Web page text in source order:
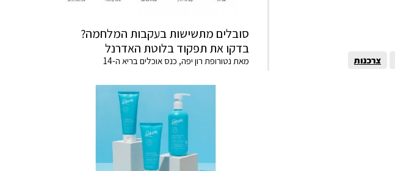
צרכנות
סובלים מתשישות בעקבות המלחמה?
בדקו את תפקוד בלוטת האדרנל
מאת נטורופת רון יפה, כנס אוכלים בריא ה-14